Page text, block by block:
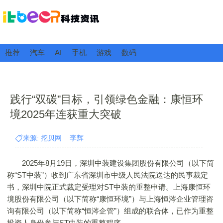
推荐 汽车 AI 手机 游戏 数码
践行“双碳”目标，引领绿色金融：康恒环
境2025年连获重大突破
来源: 挖贝网 李辉
2025年8月19日，深圳 中装建设集团股份有限公司（以下简
称“ST中装”）收到广东省深圳市中级人民法院送达的民事裁定
书，深圳中院正式裁定受理对ST中装的重整申请。上海康恒环
境股份有限公司（以下简称“康恒环境”）与上海恒涔企业管理咨
询有限公司（以下简称“恒涔企管”）组成的联合体，已作为重整